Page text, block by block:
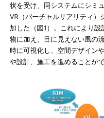
状を受け、同システムにシミ
VR（バーチャルリアリティ）
加した（図1）。これにより
物に加え、目に見えない風の
時に可視化し、空間デザイン
や設計、施工を進めることがで